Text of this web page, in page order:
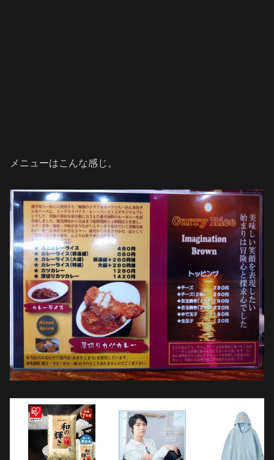
メニューはこんな感じ。